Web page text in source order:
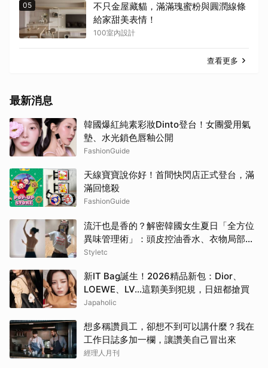
05
不只金屋藏貓，滿滿瑰蜜粉與圓潤線條
給家甜美表情！
100室內設計
查看更多
最新消息
韓國爆紅純素彩妝Dinto登台！女團愛用氣
墊、水光鎖色唇釉公開
FashionGuide
天線寶寶說你好！首間快閃店正式登台，滿
滿回憶殺
FashionGuide
流汗也是香的？解密韓國女生夏日「全方位
異味管理術」：頭皮控油香水、衣物局部消
臭，打造自帶母胎偽體香
Styletc
新IT Bag誕生！2026精品新包：Dior、
LOEWE、LV…這顆美到犯規，日妞都搶買
Japaholic
想多稱讚員工，卻想不到可以講什麼？我在
工作日誌多加一欄，讓讚美自己冒出來
經理人月刊